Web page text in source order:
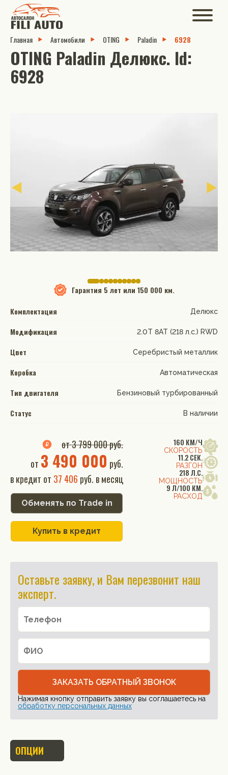
Главная Автомобили OTING Paladin 6928
OTING Paladin Делюкс. Id:
6928
Гарантия 5 лет или 150 000 км.
Комплектация
Делюкс
Модификация 2.0T 8AT (218 л.с.) RWD
Цвет Серебристый металлик
Коробка Автоматическая
Тип двигателя Бензиновый турбированный
Статус В наличии
160 КМ/Ч
СКОРОСТЬ
11.2 СЕК.
РАЗГОН
218 Л.С.
МОЩНОСТЬ
9 Л/100 КМ.
РАСХОД
от 3 799 000 руб.
от 3 490 000 руб.
в кредит от 37 406 руб. в месяц
Обменять по Trade in
Купить в кредит
Оставьте заявку, и Вам перезвонит наш
эксперт.
ЗАКАЗАТЬ ОБРАТНЫЙ ЗВОНОК
Нажимая кнопку отправить заявку вы соглашаетесь на
обработку персональных данных
ОПЦИИ